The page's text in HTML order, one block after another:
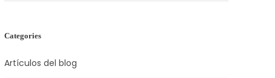
Categories
Artículos del blog